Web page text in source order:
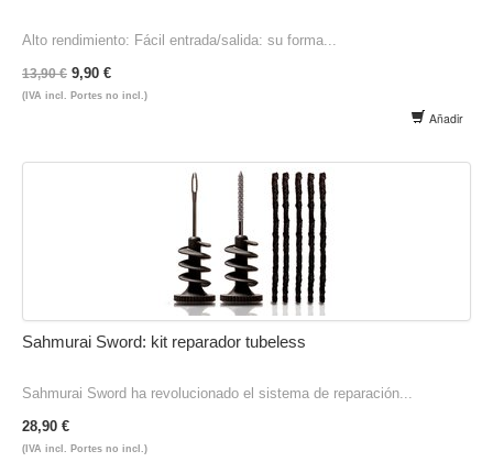
Alto rendimiento: Fácil entrada/salida: su forma...
13,90 € 9,90 €
(IVA incl. Portes no incl.)
Añadir
Sahmurai Sword: kit reparador tubeless
Sahmurai Sword ha revolucionado el sistema de reparación...
28,90 €
(IVA incl. Portes no incl.)